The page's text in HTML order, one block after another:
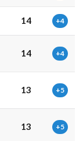
14 +4
14 +4
13 +5
13 +5